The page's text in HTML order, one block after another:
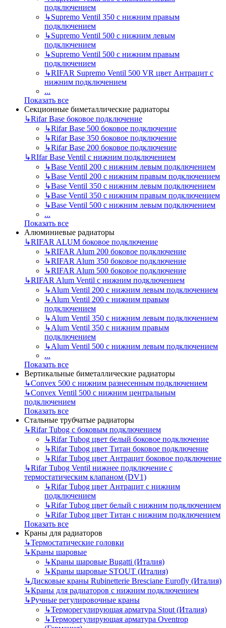
подключением
↳Supremo Ventil 350 с нижним правым
подключением
↳Supremo Ventil 500 с нижним левым
подключением
↳Supremo Ventil 500 с нижним правым
подключением
↳RIFAR Supremo Ventil 500 VR цвет Антрацит с
нижним подключением
...
Показать все
Секционные биметаллические радиаторы
↳Rifar Base боковое подключение
↳Rifar Base 500 боковое подключение
↳Rifar Base 350 боковое подключение
↳Rifar Base 200 боковое подключение
↳RIfar Base Ventil с нижним подключением
↳Base Ventil 200 с нижним левым подключением
↳Base Ventil 200 с нижним правым подключением
↳Base Ventil 350 с нижним левым подключением
↳Base Ventil 350 с нижним правым подключением
↳Base Ventil 500 с нижним левым подключением
...
Показать все
Алюминиевые радиаторы
↳RIFAR ALUM боковое подключение
↳RIFAR Alum 200 боковое подключение
↳RIFAR Alum 350 боковое подключение
↳RIFAR Alum 500 боковое подключение
↳RIFAR Alum Ventil с нижним подключением
↳Alum Ventil 200 с нижним левым подключением
↳Alum Ventil 200 с нижним правым
подключением
↳Alum Ventil 350 с нижним левым подключением
↳Alum Ventil 350 с нижним правым
подключением
↳Alum Ventil 500 с нижним левым подключением
...
Показать все
Вертикальные биметаллические радиаторы
↳Convex 500 с нижним разнесенным подключением
↳Convex Ventil 500 с нижним центральным
подключением
Показать все
Стальные трубчатые радиаторы
↳Rifar Tubog с боковым подключением
↳Rifar Tubog цвет белый боковое подключение
↳Rifar Tubog цвет Титан боковое подключение
↳Rifar Tubog цвет Антрацит боковое подключение
↳Rifar Tubog Ventil нижнее подключение с
термостатическим клапаном (DV1)
↳Rifar Tubog цвет Антрацит с нижним
подключением
↳Rifar Tubog цвет белый с нижним подключением
↳Rifar Tubog цвет Титан с нижним подключением
Показать все
Краны для радиаторов
↳Термостатические головки
↳Краны шаровые
↳Краны шаровые Bugatti (Италия)
↳Краны шаровые STOUT (Италия)
↳Дисковые краны Rubinetterie Bresciane Eurofly (Италия)
↳Краны для радиаторов с нижним подключением
↳Ручные регулировочные краны
↳Терморегулирующая арматура Stout (Италия)
↳Терморегулирующая арматура Oventrop